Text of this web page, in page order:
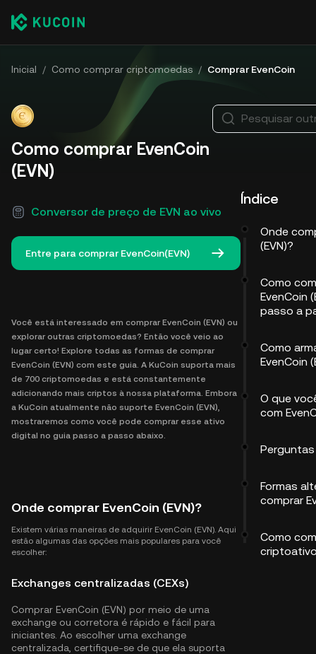
Inicial / Como comprar criptomoedas / Comprar EvenCoin
Como comprar EvenCoin
(EVN)
Conversor de preço de EVN ao vivo
Entre para comprar EvenCoin(EVN)
Você está interessado em comprar EvenCoin (EVN) ou
explorar outras criptomoedas? Então você veio ao
lugar certo! Explore todas as formas de comprar
EvenCoin (EVN) com este guia. A KuCoin suporta mais
de 700 criptomoedas e está constantemente
adicionando mais criptos à nossa plataforma. Embora
a KuCoin atualmente não suporte EvenCoin (EVN),
mostraremos como você pode comprar esse ativo
digital no guia passo a passo abaixo.
Onde comprar EvenCoin (EVN)?
Existem várias maneiras de adquirir EvenCoin (EVN). Aqui
estão algumas das opções mais populares para você
escolher:
Exchanges centralizadas (CEXs)
Comprar EvenCoin (EVN) por meio de uma
exchange ou corretora é rápido e fácil para
iniciantes. Ao escolher uma exchange
centralizada, certifique-se de que ela suporta
Pesquisar
Índice
Onde
(EVN)?
Como
EvenCoin
passo a
Como
EvenCoin
O que
com
Formas
comprar
Como